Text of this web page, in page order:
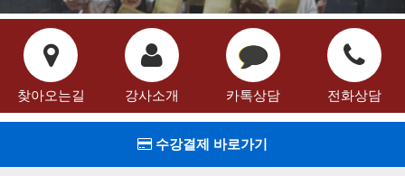
찾아오는길 강사소개 카톡상담 전화상담
수강결제 바로가기